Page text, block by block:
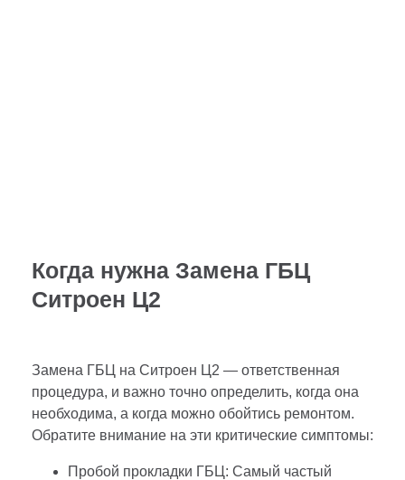
Когда нужна Замена ГБЦ
Ситроен Ц2
Замена ГБЦ на Ситроен Ц2 — ответственная
процедура, и важно точно определить, когда она
необходима, а когда можно обойтись ремонтом.
Обратите внимание на эти критические симптомы:
Пробой прокладки ГБЦ: Самый частый